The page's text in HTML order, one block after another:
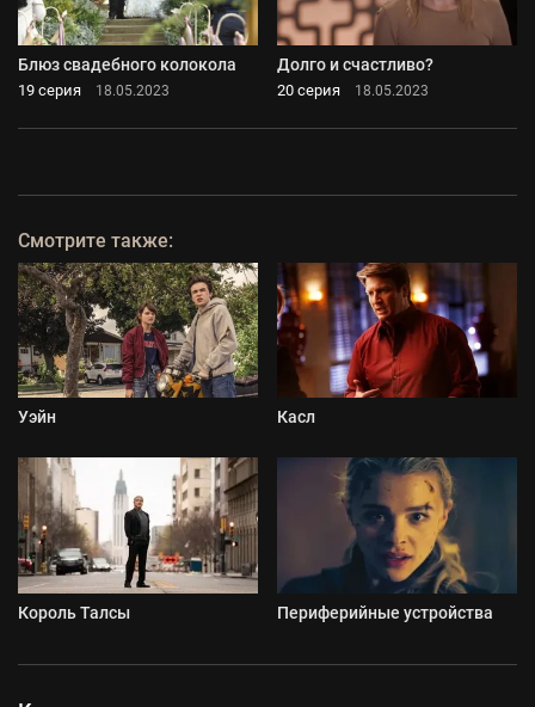
Блюз свадебного колокола
19 серия 18.05.2023
Долго и счастливо?
20 серия 18.05.2023
Смотрите также:
Уэйн Касл
Король Талсы Периферийные устройства